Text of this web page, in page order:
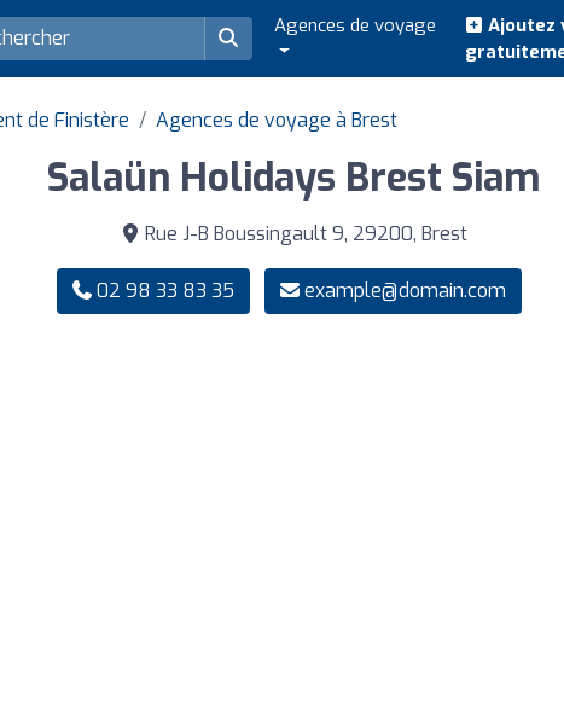
Agences de voyage
Ajoutez
de Finistère Agences de voyage à Brest
Salaün Holidays Brest Siam
Rue J-B Boussingault 9, 29200, Brest
02 98 33 83 35 example@domain.com